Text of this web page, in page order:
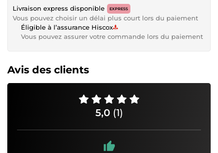
Livraison express disponible EXPRESS
Vous pouvez choisir un délai plus court lors du paiement
Éligible à l’assurance Hiscox
Vous pouvez assurer votre commande lors du paiement
Avis des clients
5,0 (1)